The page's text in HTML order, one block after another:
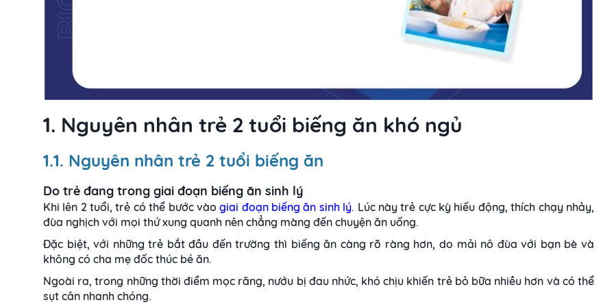
1. Nguyên nhân trẻ 2 tuổi biếng ăn khó ngủ
1.1. Nguyên nhân trẻ 2 tuổi biếng ăn
Do trẻ đang trong giai đoạn biếng ăn sinh lý
Khi lên 2 tuổi, trẻ có thể bước vàogiai đoạn biếng ăn sinh lý. Lúc này trẻ cực kỳ hiếu động, thích chạy nhảy,
đùa nghịch với mọi thứ xung quanh nên chẳng màng đến chuyện ăn uống.
Đặc biệt, với những trẻ bắt đầu đến trường thì biếng ăn càng rõ ràng hơn, do mải nô đùa với bạn bè và
không có cha mẹ đốc thúc bé ăn.
Ngoài ra, trong những thời điểm mọc răng, nướu bị đau nhức, khó chịu khiến trẻ bỏ bữa nhiều hơn và có thể
sụt cân nhanh chóng.